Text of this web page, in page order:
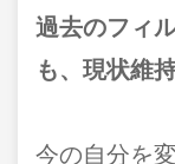
過去のフィ
も、現状維
今の自分を